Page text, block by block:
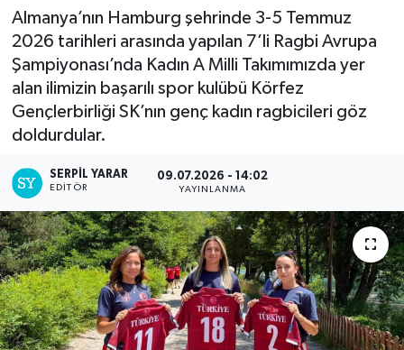
Almanya’nın Hamburg şehrinde 3-5 Temmuz
2026 tarihleri arasında yapılan 7’li Ragbi Avrupa
Şampiyonası’nda Kadın A Milli Takımımızda yer
alan ilimizin başarılı spor kulübü Körfez
Gençlerbirliği SK’nın genç kadın ragbicileri göz
doldurdular.
SERPİL YARAR
EDITÖR
09.07.2026 - 14:02
YAYINLANMA
Son Dakika Haberleri
Haber Arşivi